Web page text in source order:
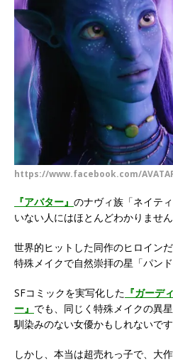
https://www.facebook.com/
『アバター』 のナヴィ族「ネイテ
いない人にはほとんどわかりません
世界的ヒットした同作のヒロイン
特殊メイクで自然崇拝の星「パン
SFコミックを実写化した 『ガーデ
ー』 でも、同じく特殊メイクの異
馴染みのない女優かもしれないです
しかし、本当は超売れっ子で、大